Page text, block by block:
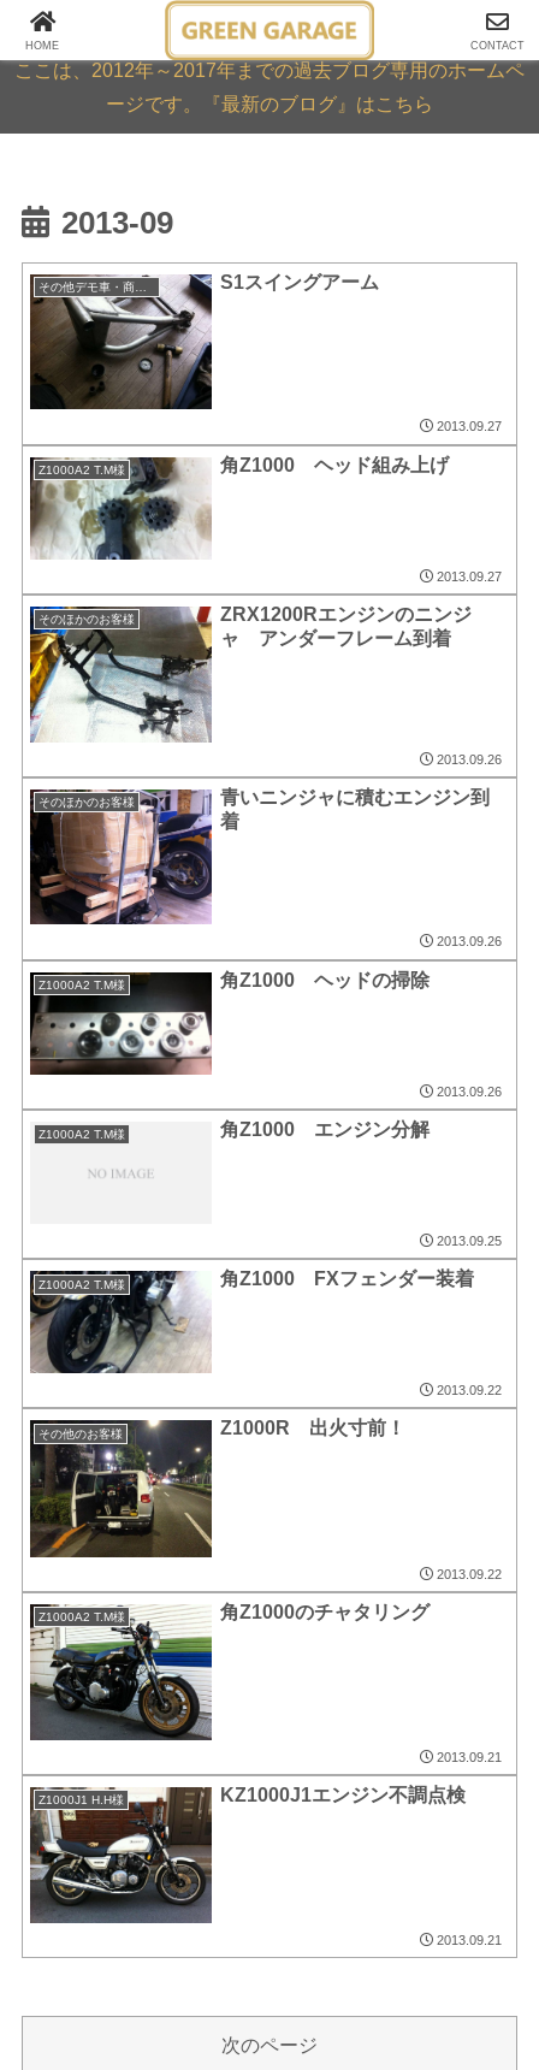
GREEN GARAGE ARCHIVE
ここは、2012年～2017年までの過去ブログ専用のホームペ
ージです。『最新のブログ』はこちら
2013-09
その他デモ車・商品・カスタム例 S1スイングアーム
2013.09.27
Z1000A2 T.M様 角Z1000 ヘッド組み上げ
2013.09.27
そのほかのお客様
ZRX1200Rエンジンのニンジ
ャ アンダーフレーム到着
2013.09.26
そのほかのお客様
青いニンジャに積むエンジン到
着
2013.09.26
Z1000A2 T.M様 角Z1000 ヘッドの掃除
2013.09.26
Z1000A2 T.M様 角Z1000 エンジン分解
2013.09.25
Z1000A2 T.M様 角Z1000 FXフェンダー装着
2013.09.22
その他のお客様 Z1000R 出火寸前！
2013.09.22
Z1000A2 T.M様 角Z1000のチャタリング
2013.09.21
Z1000J1 H.H様 KZ1000J1エンジン不調点検
2013.09.21
次のページ
HOME CONTACT